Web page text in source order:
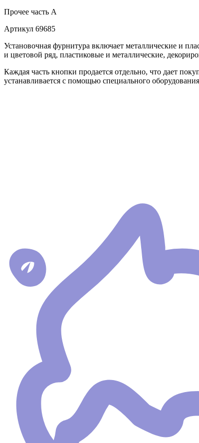
Прочее часть A
Артикул 69685
Установочная фурнитура включает металлические и
и цветовой ряд, пластиковые и металлические,
Каждая часть кнопки продается отдельно, что дает
устанавливается с помощью специального